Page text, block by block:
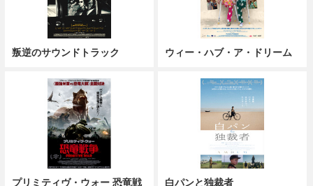
叛逆のサウンドトラック ウィー・ハブ・ア・ドリーム
プリミティヴ・ウォー 恐竜戦
白パンと独裁者